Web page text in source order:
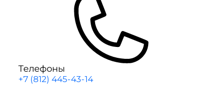
Телефоны
+7 (812) 445-43-14